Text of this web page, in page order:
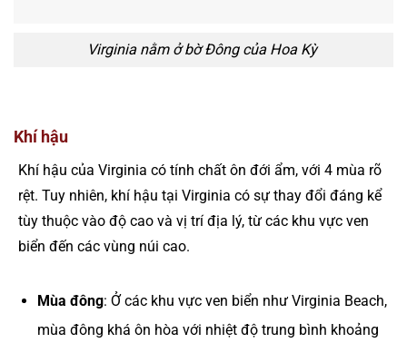
Virginia nằm ở bờ Đông của Hoa Kỳ
Khí hậu
Khí hậu của Virginia có tính chất ôn đới ẩm, với 4 mùa rõ
rệt. Tuy nhiên, khí hậu tại Virginia có sự thay đổi đáng kể
tùy thuộc vào độ cao và vị trí địa lý, từ các khu vực ven
biển đến các vùng núi cao.
Mùa đông: Ở các khu vực ven biển như Virginia Beach,
mùa đông khá ôn hòa với nhiệt độ trung bình khoảng